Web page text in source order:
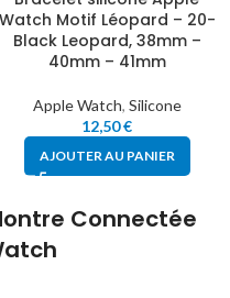
Watch Motif Léopard – 20-
Black Leopard, 38mm –
40mm – 41mm
Apple Watch, Silicone
12,50€
AJOUTER AU PANIER
Connectée